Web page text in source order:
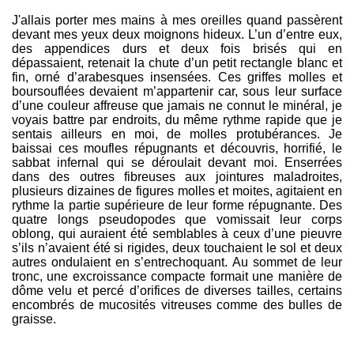
J'allais porter mes mains à mes oreilles quand passèrent
devant mes yeux deux moignons hideux. L’un d’entre eux,
des appendices durs et deux fois brisés qui en
dépassaient, retenait la chute d’un petit rectangle blanc et
fin, orné d’arabesques insensées. Ces griffes molles et
boursouflées devaient m’appartenir car, sous leur surface
d’une couleur affreuse que jamais ne connut le minéral, je
voyais battre par endroits, du même rythme rapide que je
sentais ailleurs en moi, de molles protubérances. Je
baissai ces moufles répugnants et découvris, horrifié, le
sabbat infernal qui se déroulait devant moi. Enserrées
dans des outres fibreuses aux jointures maladroites,
plusieurs dizaines de figures molles et moites, agitaient en
rythme la partie supérieure de leur forme répugnante. Des
quatre longs pseudopodes que vomissait leur corps
oblong, qui auraient été semblables à ceux d’une pieuvre
s’ils n’avaient été si rigides, deux touchaient le sol et deux
autres ondulaient en s’entrechoquant. Au sommet de leur
tronc, une excroissance compacte formait une manière de
dôme velu et percé d’orifices de diverses tailles, certains
encombrés de mucosités vitreuses comme des bulles de
graisse.